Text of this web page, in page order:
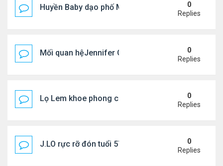
Huyền Baby dạo phố Mỹ
0
Replies
Mối quan hệJennifer Garner và mẹ chồng cũ
0
Replies
Lọ Lem khoe phong cách ở New York
0
Replies
J.LO rực rỡ đón tuổi 57 trên đất Âu
0
Replies